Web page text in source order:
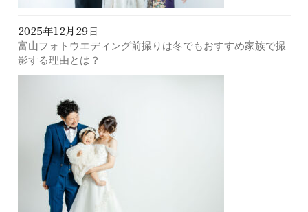
2025年12月29日
富山フォトウエディング前撮りは冬でもおすすめ家族で撮
影する理由とは？